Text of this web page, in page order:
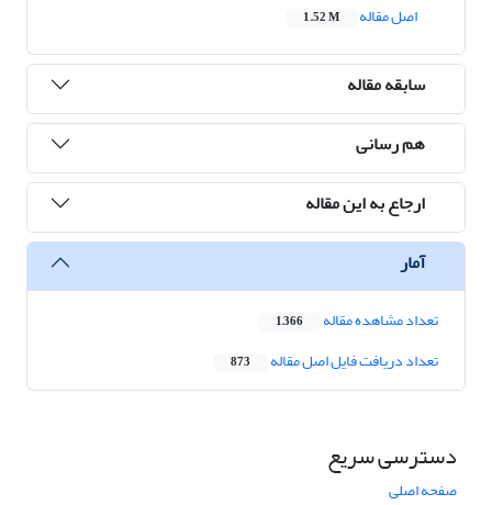
اصل مقاله
1.52 M
سابقه مقاله
هم رسانی
ارجاع به این مقاله
آمار
تعداد مشاهده مقاله 1,366
تعداد دریافت فایل اصل مقاله 873
دسترسی سریع
صفحه اصلی